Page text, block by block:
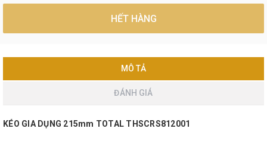
HẾT HÀNG
MÔ TẢ
ĐÁNH GIÁ
KÉO GIA DỤNG 215mm TOTAL THSCRS812001